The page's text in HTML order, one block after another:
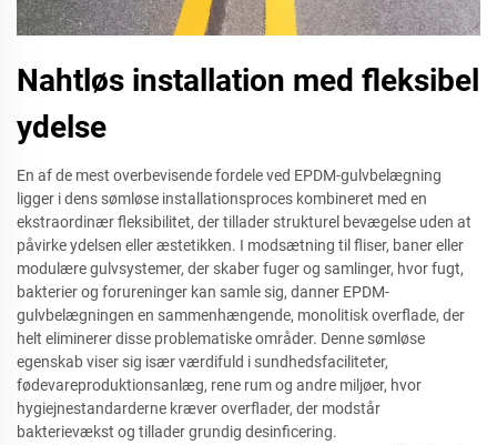
Nahtløs installation med fleksibel
ydelse
En af de mest overbevisende fordele ved EPDM-gulvbelægning
ligger i dens sømløse installationsproces kombineret med en
ekstraordinær fleksibilitet, der tillader strukturel bevægelse uden at
påvirke ydelsen eller æstetikken. I modsætning til fliser, baner eller
modulære gulvsystemer, der skaber fuger og samlinger, hvor fugt,
bakterier og forureninger kan samle sig, danner EPDM-
gulvbelægningen en sammenhængende, monolitisk overflade, der
helt eliminerer disse problematiske områder. Denne sømløse
egenskab viser sig især værdifuld i sundhedsfaciliteter,
fødevareproduktionsanlæg, rene rum og andre miljøer, hvor
hygiejnestandarderne kræver overflader, der modstår
bakterievækst og tillader grundig desinficering.